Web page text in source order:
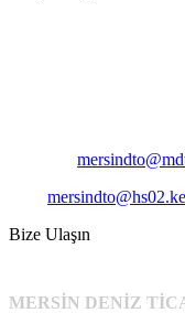
Bize Ulaşın
MERSİN DENİZ